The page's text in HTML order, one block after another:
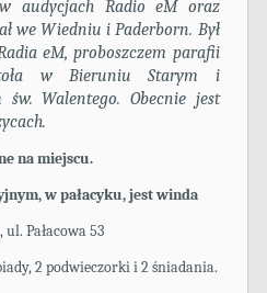
w audycjach Radio eM oraz
we Wiedniu i Paderborn. Był
eM, proboszczem parafii
w Bieruniu Starym i
Walentego. Obecnie jest
na miejscu.
w pałacyku, jest winda
ul. Pałacowa 53
2 podwieczorki i 2 śniadania.